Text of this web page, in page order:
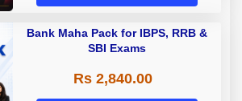
Bank Maha Pack for IBPS, RRB &
SBI Exams
Rs 2,840.00